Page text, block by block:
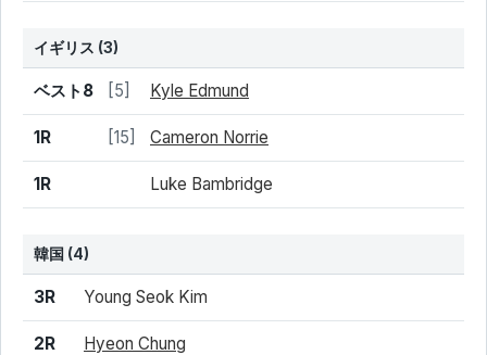
イギリス (3)
結果 シード 選手名
ベスト8 [5] Kyle Edmund
1R [15] Cameron Norrie
1R Luke Bambridge
韓国 (4)
結果 シード 選手名
3R Young Seok Kim
2R Hyeon Chung